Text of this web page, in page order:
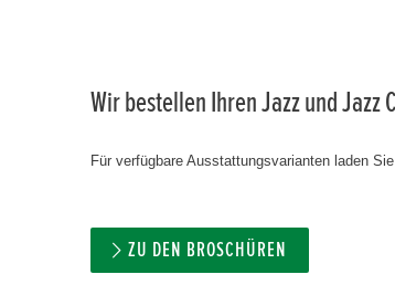
Wir bestellen Ihren Jazz und Jazz
Für verfügbare Ausstattungsvarianten laden
ZU DEN BROSCHÜREN